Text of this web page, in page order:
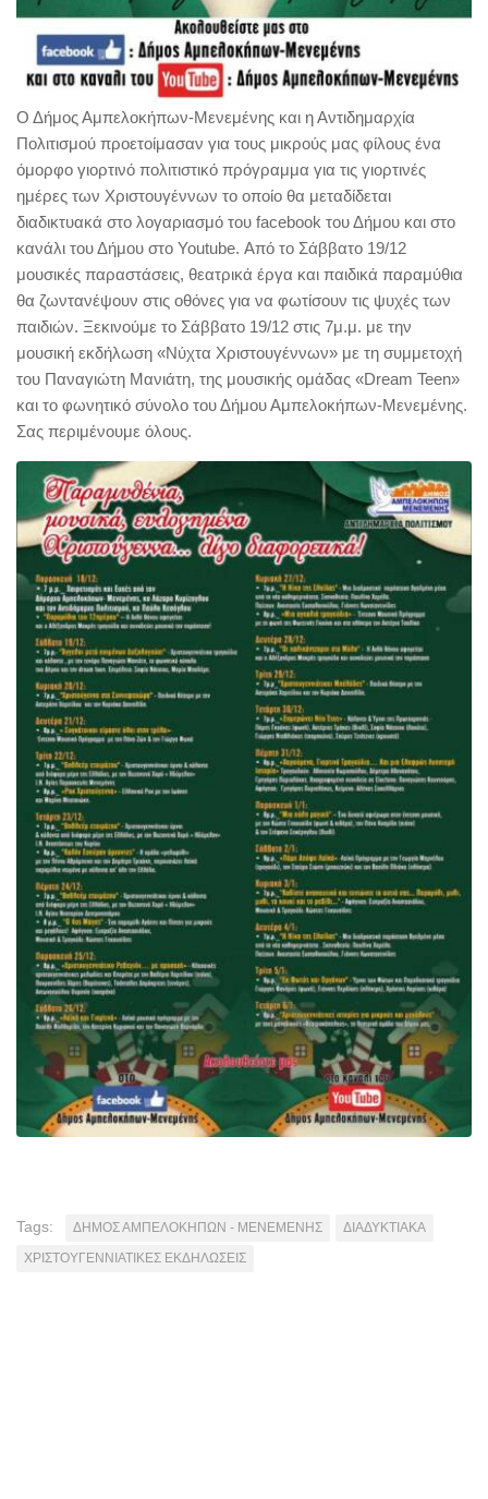
Ο Δήμος Αμπελοκήπων-Μενεμένης και η Αντιδημαρχία
Πολιτισμού προετοίμασαν για τους μικρούς μας φίλους ένα
όμορφο γιορτινό πολιτιστικό πρόγραμμα για τις γιορτινές
ημέρες των Χριστουγέννων το οποίο θα μεταδίδεται
διαδικτυακά στο λογαριασμό του facebook του Δήμου και στο
κανάλι του Δήμου στο Youtube. Από το Σάββατο 19/12
μουσικές παραστάσεις, θεατρικά έργα και παιδικά παραμύθια
θα ζωντανέψουν στις οθόνες για να φωτίσουν τις ψυχές των
παιδιών. Ξεκινούμε το Σάββατο 19/12 στις 7μ.μ. με την
μουσική εκδήλωση «Νύχτα Χριστουγέννων» με τη συμμετοχή
του Παναγιώτη Μανιάτη, της μουσικής ομάδας «Dream Teen»
και το φωνητικό σύνολο του Δήμου Αμπελοκήπων-Μενεμένης.
Σας περιμένουμε όλους.
Tags: ΔΗΜΟΣ ΑΜΠΕΛΟΚΗΠΩΝ - ΜΕΝΕΜΕΝΗΣ
ΔΙΑΔΥΚΤΙΑΚΑ
ΧΡΙΣΤΟΥΓΕΝΝΙΑΤΙΚΕΣ ΕΚΔΗΛΩΣΕΙΣ